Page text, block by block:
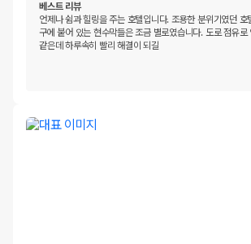
베스트 리뷰
언제나 쉼과 힐링을 주는 호텔입니다. 조용한 분위기였던 호
구에 붙어 있는 현수막들은 조금 별로였습니다. 도로 점유로
같은데 하루속히 빨리 해결이 되길